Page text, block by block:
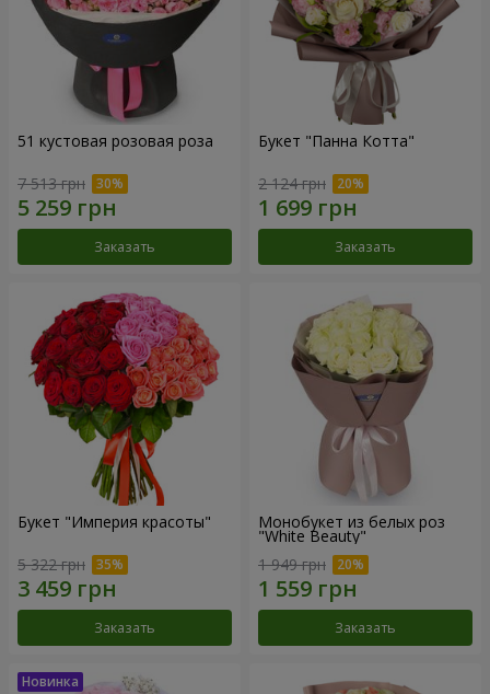
51 кустовая розовая роза
7 513 грн
Заказать
Букет "Панна Котта"
2 124 грн
Заказать
Букет "Империя красоты"
5 322 грн
Заказать
Монобукет из белых роз
"White Beauty"
1 949 грн
Заказать